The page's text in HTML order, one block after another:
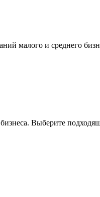
малого и среднего
Выберите